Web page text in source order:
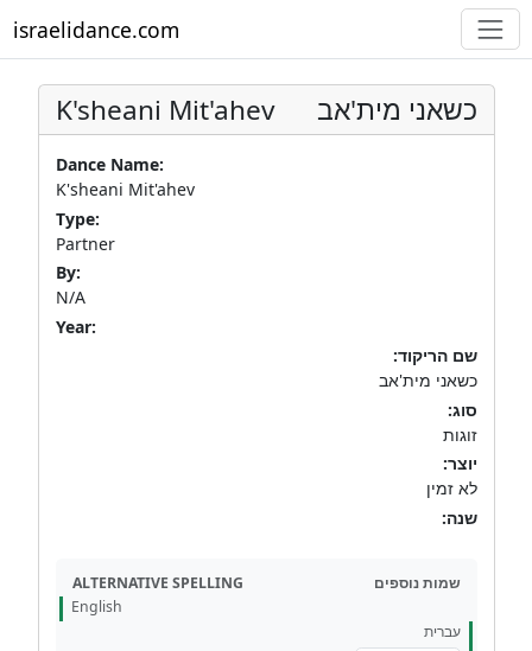
israelidance.com
K'sheani Mit'ahev כשאני מית'אב
Dance Name:
K'sheani Mit'ahev
Type:
Partner
By:
N/A
Year:
שם הריקוד:
כשאני מית'אב
סוג:
זוגות
יוצר:
לא זמין
שנה:
ALTERNATIVE SPELLING
שמות נוספים
English
עברית